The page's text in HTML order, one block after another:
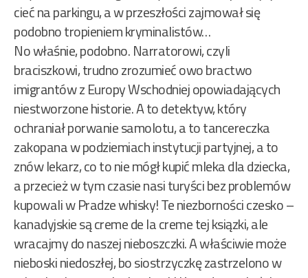
cieć na parkingu, a w przeszłości zajmował się
podobno tropieniem kryminalistów…
No właśnie, podobno. Narratorowi, czyli
braciszkowi, trudno zrozumieć owo bractwo
imigrantów z Europy Wschodniej opowiadających
niestworzone historie. A to detektyw, który
ochraniał porwanie samolotu, a to tancereczka
zakopana w podziemiach instytucji partyjnej, a to
znów lekarz, co to nie mógł kupić mleka dla dziecka,
a przecież w tym czasie nasi turyści bez problemów
kupowali w Pradze whisky! Te niezborności czesko –
kanadyjskie są creme de la creme tej ksiązki, ale
wracajmy do naszej nieboszczki. A właściwie może
nieboski niedoszłej, bo siostrzyczkę zastrzelono w